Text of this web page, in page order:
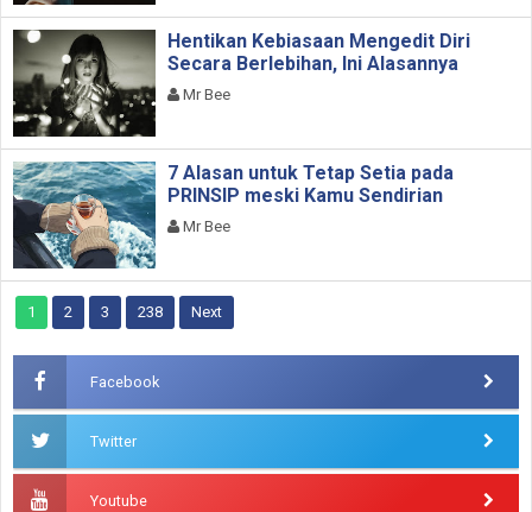
Hentikan Kebiasaan Mengedit Diri
Secara Berlebihan, Ini Alasannya
Mr Bee
7 Alasan untuk Tetap Setia pada
PRINSIP meski Kamu Sendirian
Mr Bee
1 2 3 238 Next
Facebook
Twitter
Youtube